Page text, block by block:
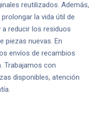
reutilizados. Además,
la vida útil de
reducir los residuos
piezas nuevas. En
envíos de recambios
Trabajamos con
disponibles, atención